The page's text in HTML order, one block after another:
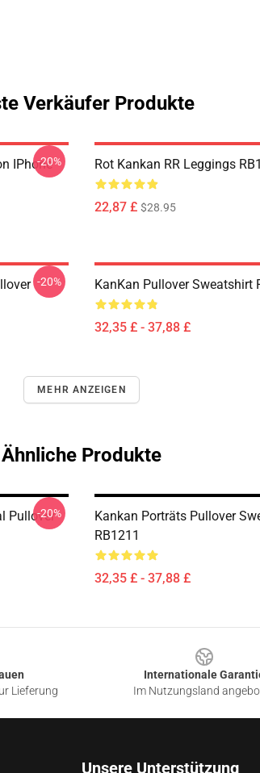
Verkäufer Produkte
IPhone
-20% Rot Kankan RR Leggings
22,87 £ $28.95
-20% KanKan Pullover Sweatshirt
32,35 £ - 37,88 £
MEHR ANZEIGEN
Ähnliche Produkte
Pullover
-20%
Kankan Porträts Pullover
RB1211
32,35 £ - 37,88 £
Lieferung
Internationale
Im Nutzungsland
Unsere Unterstützung